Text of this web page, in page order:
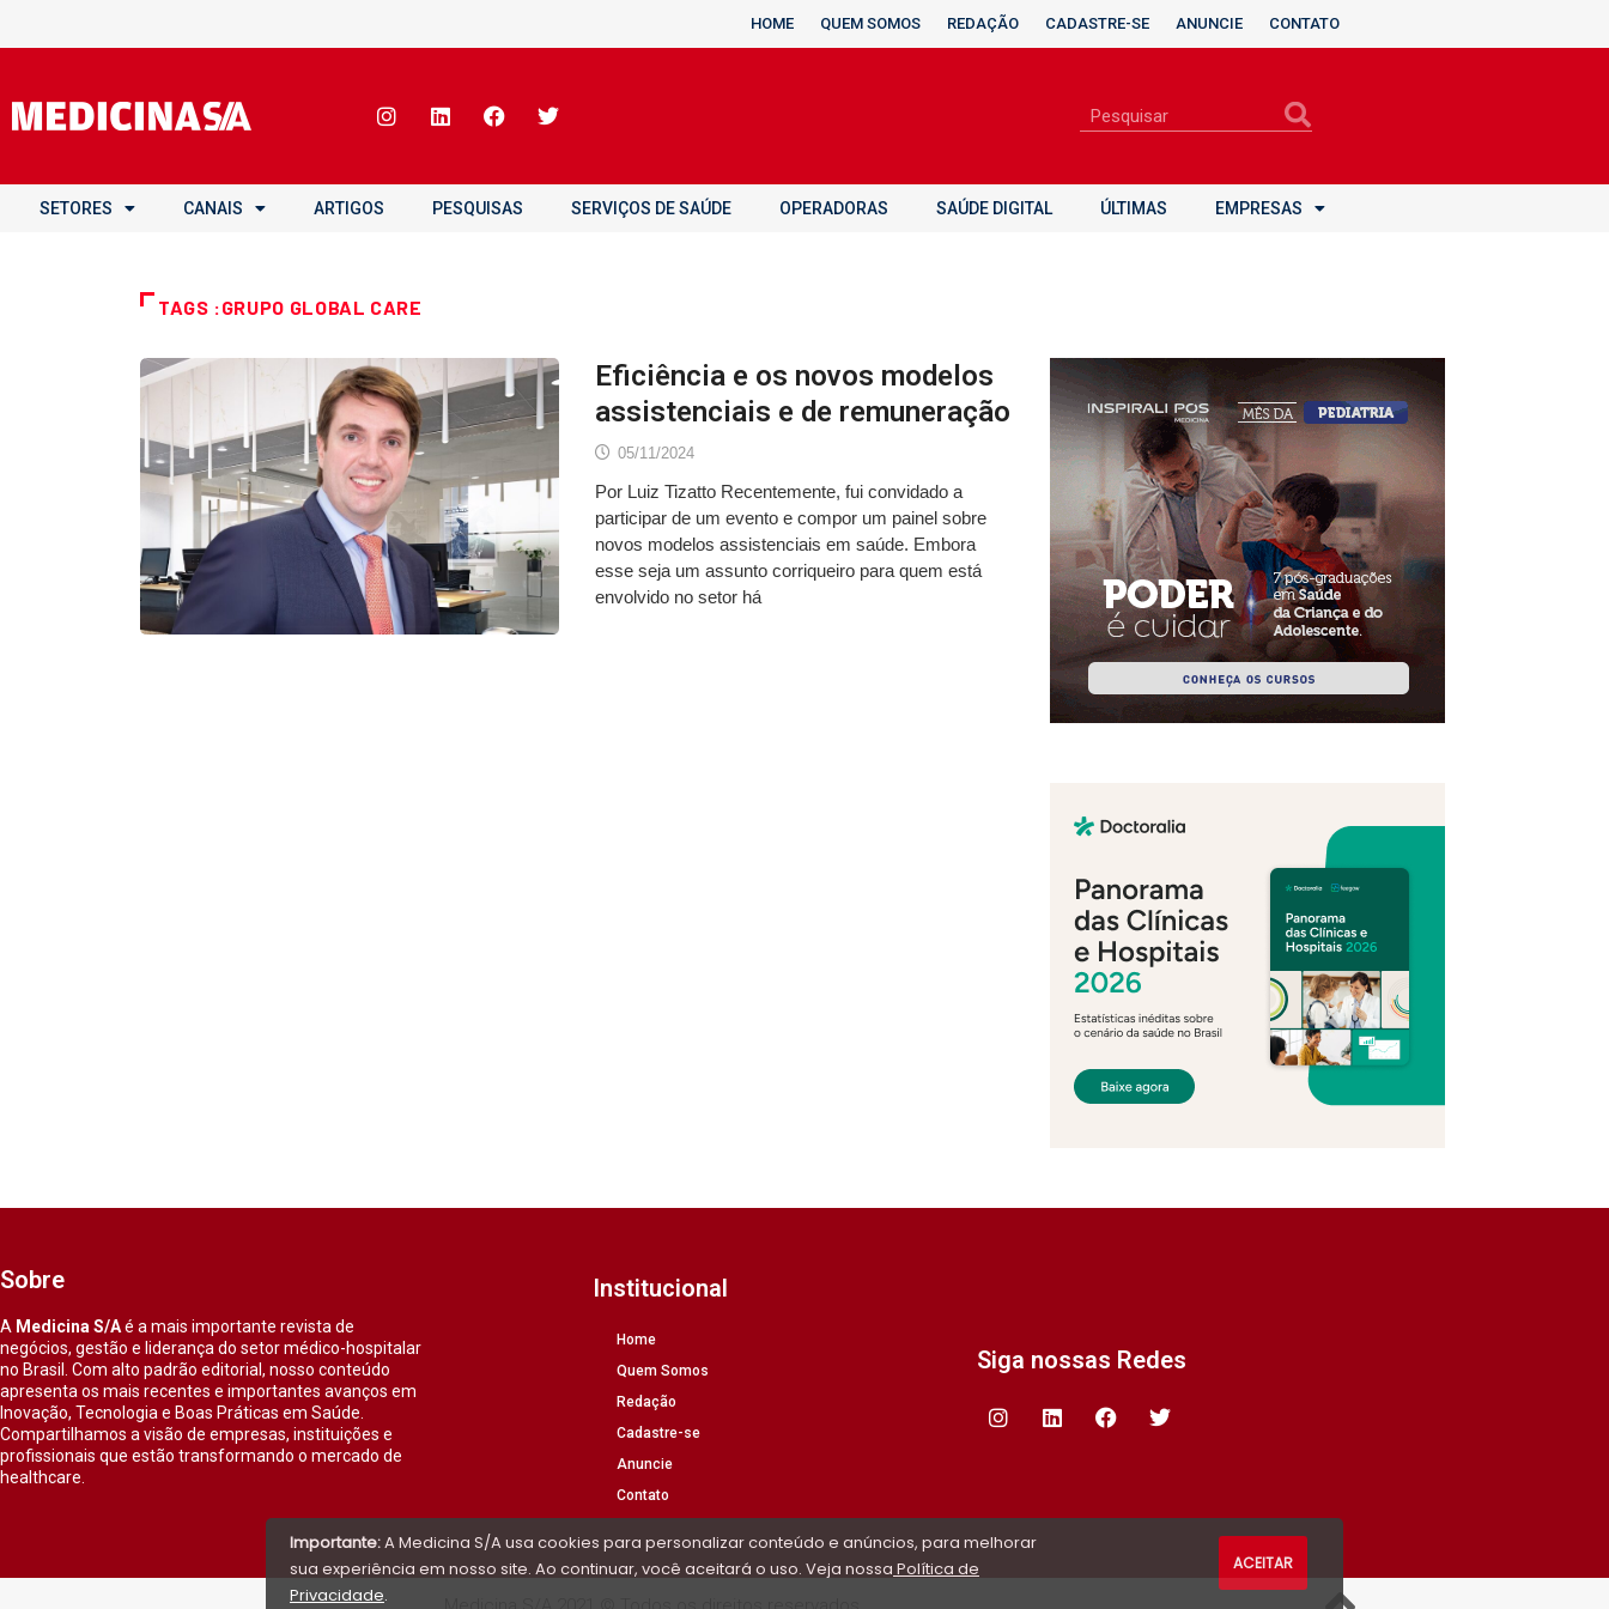
HOME QUEM SOMOS REDAÇÃO CADASTRE-SE ANUNCIE CONTATO
SETORES CANAIS ARTIGOS PESQUISAS SERVIÇOS DE SAÚDE OPERADORAS SAÚDE DIGITAL ÚLTIMAS EMPRESAS
TAGS :GRUPO GLOBAL CARE
Eficiência e os novos modelos
assistenciais e de remuneração
05/11/2024
Por Luiz Tizatto Recentemente, fui convidado a
participar de um evento e compor um painel sobre
novos modelos assistenciais em saúde. Embora
esse seja um assunto corriqueiro para quem está
envolvido no setor há
Sobre
A Medicina S/Aé a mais importante revista de
negócios, gestão e liderança do setor médico-hospitalar
no Brasil. Com alto padrão editorial, nosso conteúdo
apresenta os mais recentes e importantes avanços em
Inovação, Tecnologia e Boas Práticas em Saúde.
Compartilhamos a visão de empresas, instituições e
profissionais que estão transformando o mercado de
healthcare.
Institucional
Home
Quem Somos
Redação
Cadastre-se
Anuncie
Contato
Siga nossas Redes
Importante:A Medicina S/A usa cookies para personalizar conteúdo e anúncios, para melhorar
sua experiência em nosso site. Ao continuar, você aceitará o uso. Veja nossa Política de
Privacidade.
ACEITAR